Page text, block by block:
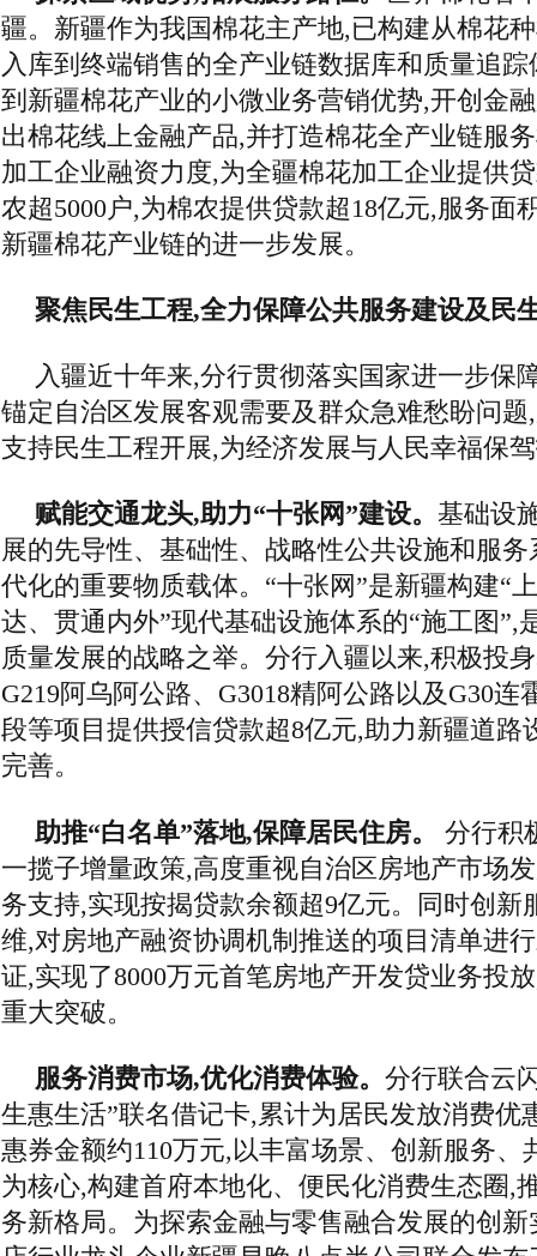
疆。新疆作为我国棉花主产地,已构建从棉花
入库到终端销售的全产业链数据库和质量追
到新疆棉花产业的小微业务营销优势,开创金
出棉花线上金融产品,并打造棉花全产业链服
加工企业融资力度,为全疆棉花加工企业提供
农超5000户,为棉农提供贷款超18亿元,服务面
新疆棉花产业链的进一步发展。
聚焦民生工程,全力保障公共服务建设及民
入疆近十年来,分行贯彻落实国家进一步保
锚定自治区发展客观需要及群众急难愁盼问
支持民生工程开展,为经济发展与人民幸福保
赋能交通龙头,助力“十张网”建设。 基础设
展的先导性、基础性、战略性公共设施和服
代化的重要物质载体。“十张网”是新疆构建“
达、贯通内外”现代基础设施体系的“施工图”,
质量发展的战略之举。分行入疆以来,积极投
G219阿乌阿公路、G3018精阿公路以及G30连
段等项目提供授信贷款超8亿元,助力新疆道路
完善。
助推“白名单”落地,保障居民住房。
分行积
一揽子增量政策,高度重视自治区房地产市场
务支持,实现按揭贷款余额超9亿元。同时创新
维,对房地产融资协调机制推送的项目清单进
证,实现了8000万元首笔房地产开发贷业务投
重大突破。
服务消费市场,优化消费体验。 分行联合云
生惠生活”联名借记卡,累计为居民发放消费优
惠券金额约110万元,以丰富场景、创新服务、
为核心,构建首府本地化、便民化消费生态圈,
务新格局。为探索金融与零售融合发展的创